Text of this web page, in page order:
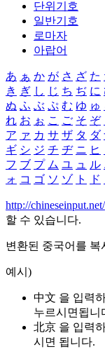
단위기호
일반기호
로마자
아랍어
あ ぁ か が さ ざ た
き ぎ し じ ち ぢ に
ぬ ふ ぶ ぷ む ゆ ゅ
れ お ぉ こ ご そ ぞ
ア ァ カ サ ザ タ ダ
ギ シ ジ チ ヂ ニ ヒ
フ ブ プ ム ユ ュ ル
ォ コ ゴ ソ ゾ ト ド
http://chineseinput.net/
할 수 있습니다.
변환된 중국어를 복
예시)
中文 을 입력
누르시면됩니
北京 을 입력
시면 됩니다.